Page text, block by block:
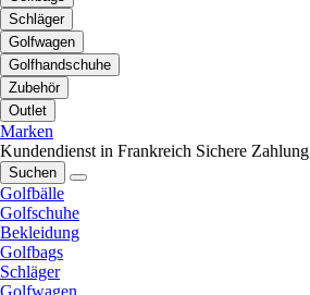
Schläger
Golfwagen
Golfhandschuhe
Zubehör
Outlet
Marken
Kundendienst in Frankreich Sichere Zahlung
Suchen
Golfbälle
Golfschuhe
Bekleidung
Golfbags
Schläger
Golfwagen